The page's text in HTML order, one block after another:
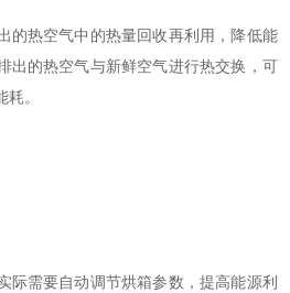
热空气中的热量回收再利用，降低能
出的热空气与新鲜空气进行热交换，可
。
需要自动调节烘箱参数，提高能源利